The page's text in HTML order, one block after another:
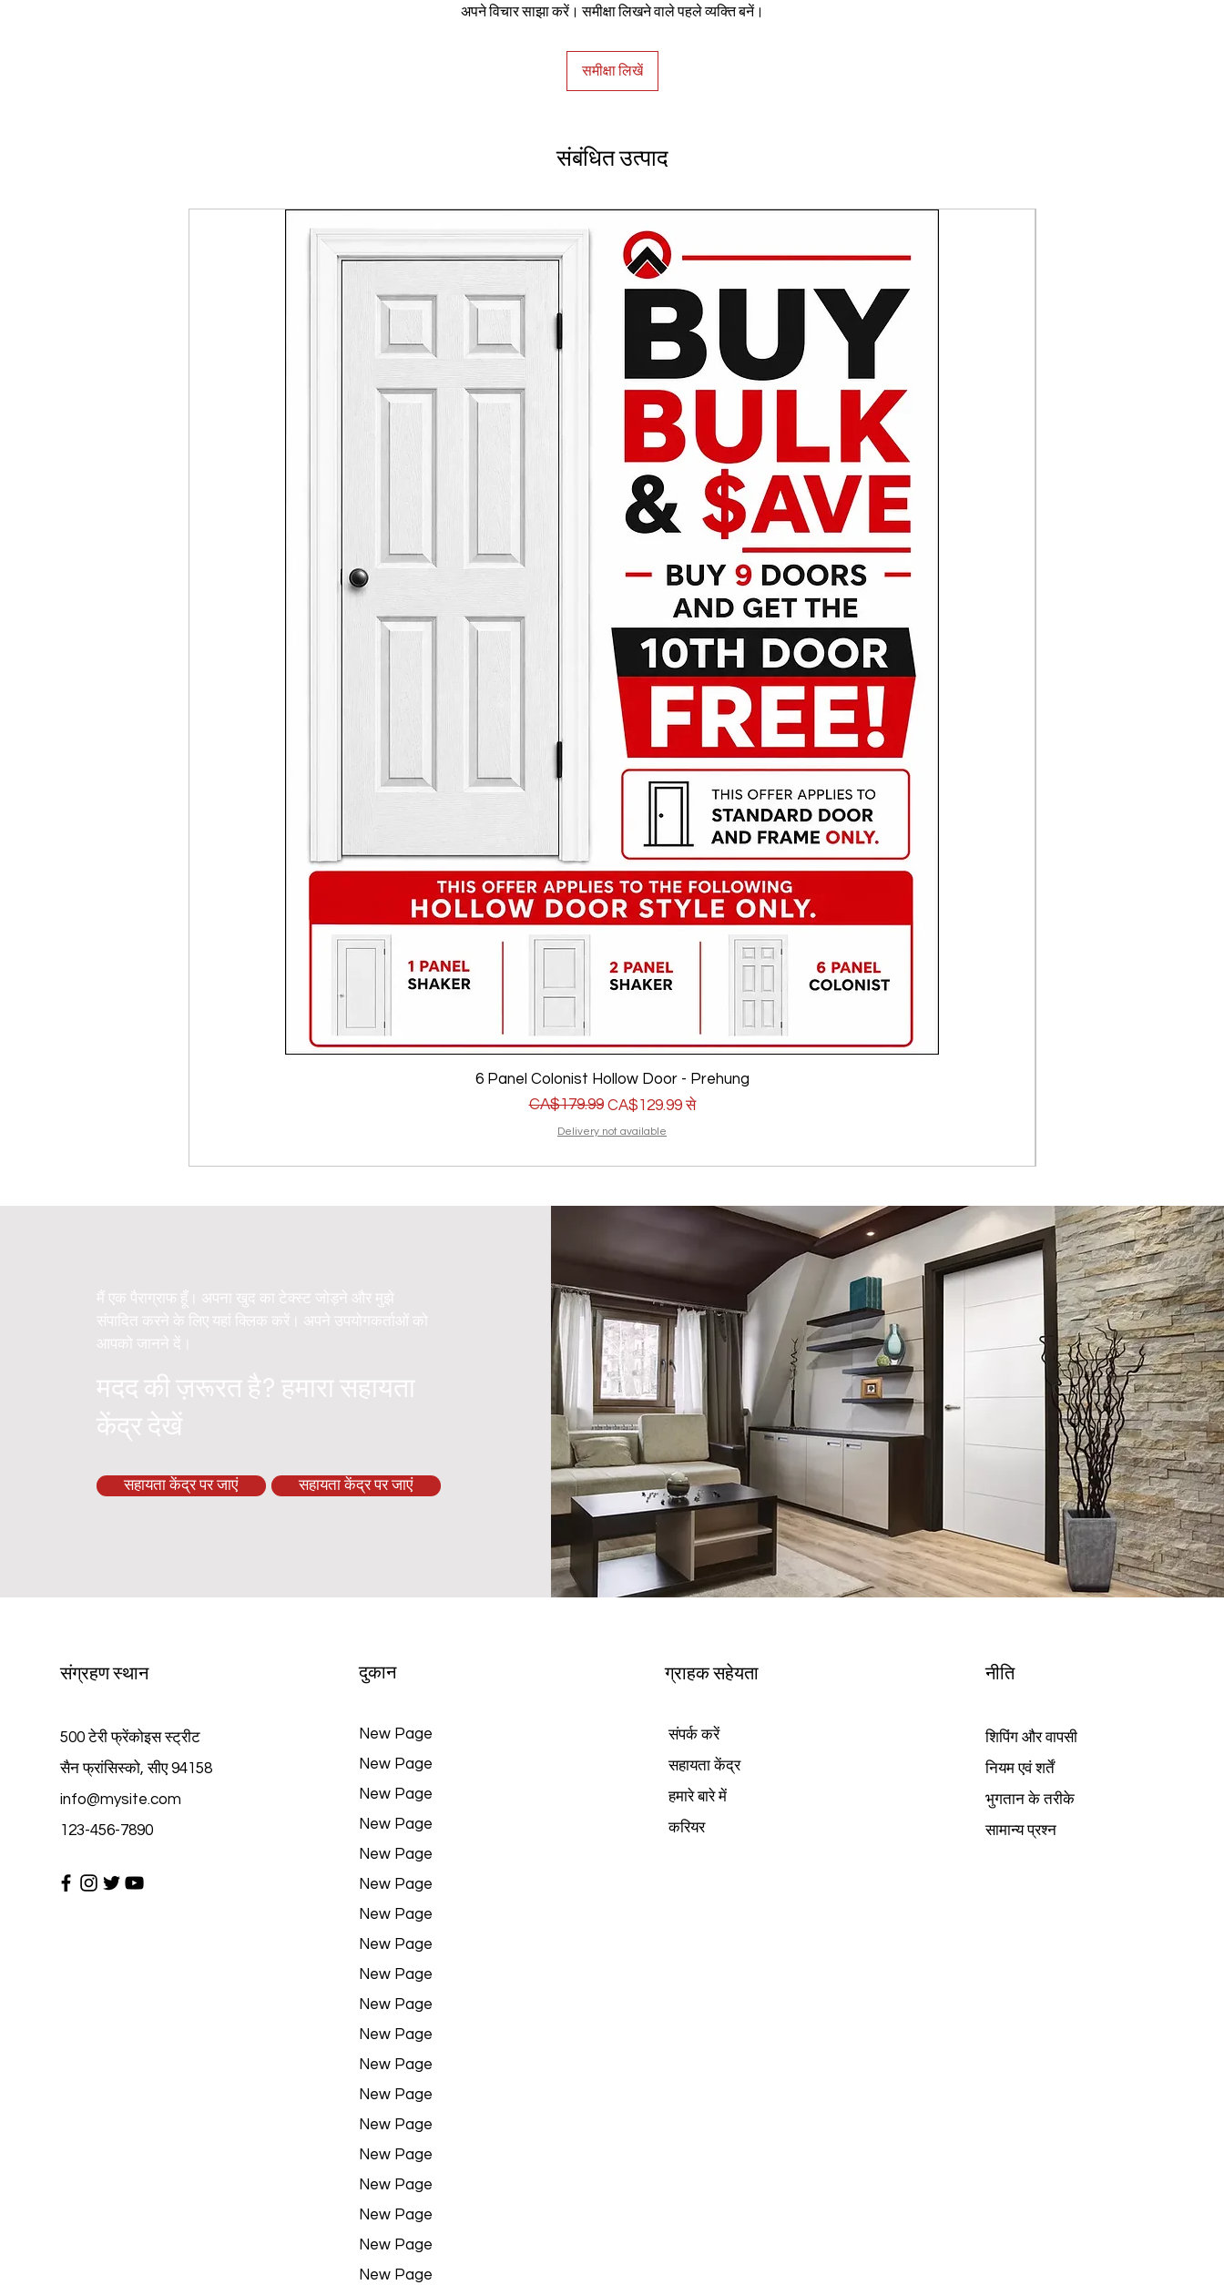
अपने विचार साझा करें। समीक्षा लिखने वाले पहले व्यक्ति बनें।
समीक्षा लिखें
संबंधित उत्पाद
6 Panel Colonist Hollow Door - Prehung
नियमित मूल्य
CA$179.99 CA$129.99से
बिक्री मूल्य
Delivery not available
मैं एक पैराग्राफ हूँ। अपना खुद का टेक्स्ट जोड़ने और मुझे
संपादित करने के लिए यहां क्लिक करें। अपने उपयोगकर्ताओं को
आपको जानने दें।
मदद की ज़रूरत है? हमारा सहायता
केंद्र देखें
सहायता केंद्र पर जाएं सहायता केंद्र पर जाएं
संग्रहण स्थान
500 टेरी फ्रेंकोइस स्ट्रीट
सैन फ्रांसिस्को, सीए 94158
info@mysite.com
123-456-7890
दुकान
New Page
New Page
New Page
New Page
New Page
New Page
New Page
New Page
New Page
New Page
New Page
New Page
New Page
New Page
New Page
New Page
New Page
New Page
New Page
ग्राहक सहेयता
संपर्क करें
सहायता केंद्र
हमारे बारे में
करियर
नीति
शिपिंग और वापसी
नियम एवं शर्तें
भुगतान के तरीके
सामान्य प्रश्न